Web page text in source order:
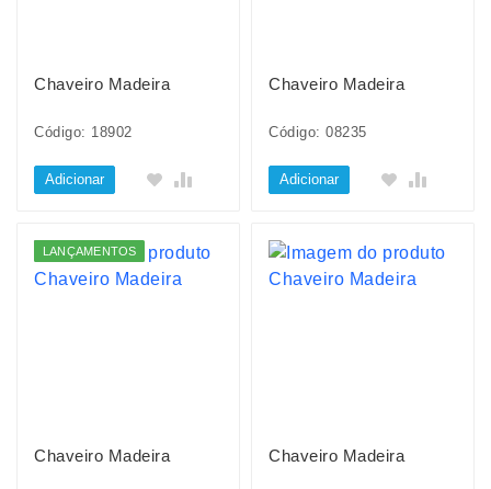
Chaveiro Madeira
Código: 18902
Adicionar
Chaveiro Madeira
Código: 08235
Adicionar
LANÇAMENTOS
Chaveiro Madeira Chaveiro Madeira